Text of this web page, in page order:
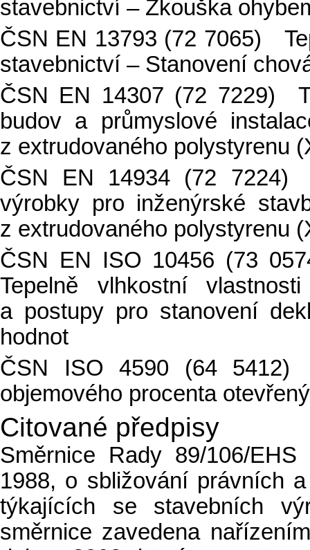
stavebnictví – Zkouška
ČSN EN 13793 (72 7065)
stavebnictví – Stanovení
ČSN EN 14307 (72 7229)
budov a průmyslové
z extrudovaného polystyrenu
ČSN EN 14934 (72 7224)
výrobky pro inženýrské
z extrudovaného polystyrenu
ČSN EN ISO 10456 (73
Tepelně vlhkostní
a postupy pro stanovení
hodnot
ČSN ISO 4590 (64 5412)
objemového procenta
Citované předpisy
Směrnice Rady 89/106/
1988, o sbližování právních
týkajících se stavebních
směrnice zavedena